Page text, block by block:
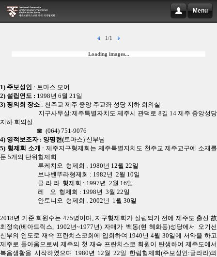
Menu
1/1
Loading images...
1) 주보성인 : 토마스 모어
2) 설립연도 : 1998년 6월 21일
3) 평의회 장소 : 천주교 제주 중앙 주교좌 성당 지하 회의실
지구사무실:제주특별자치도 제주시 관덕로 8길 14 제주 중앙성당
지하 회의실
☎ (064) 751-9076
4) 영적보조자 : 양명현(토마스) 신부님
5) 형제회 소개 : 제주지구형제회는 제주특별지치도 천주교 제주교구에 소재를
둔 5개의 단위형제회
루케치오 형제회 : 1980년 12월 22일
보나벤뚜라형제회 : 1982년 2월 10일
글 라 라 형제회 : 1997년 2월 16일
레 오 형제회 : 1998년 3월 22일
안토니오 형제회 : 2002년 1월 30일
2018년 기준 회원수는 475명이며, 지구형제회가 설립되기 전에 제주도 출신 故
최정숙(베아드릭스, 1902년~1977년) 자매가 백동(현 혜화동)성당에서 오기선
신부의 인도로 재속 프란치스코회에 입회하여 1940년 4월 30일에 서약을 하고
제주로 돌아옴으로써 제주의 첫 재속 프란치스코 회원이 탄생하여 제주도에서
복음생활을 시작하였으며 1980년 12월 22일 한림형제회(주보성인:글라라)의